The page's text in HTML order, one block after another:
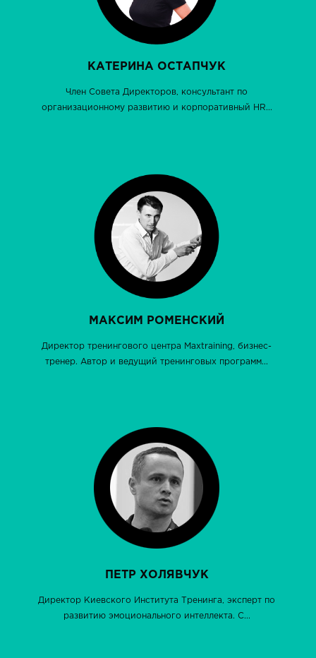
КАТЕРИНА ОСТАПЧУК
Член Совета Директоров, консультант по
организационному развитию и корпоративный HR...
МАКСИМ РОМЕНСКИЙ
Директор тренингового центра Maxtraining, бизнес-
тренер. Автор и ведущий тренинговых программ...
ПЕТР ХОЛЯВЧУК
Директор Киевского Института Тренинга, эксперт по
развитию эмоционального интеллекта. С...